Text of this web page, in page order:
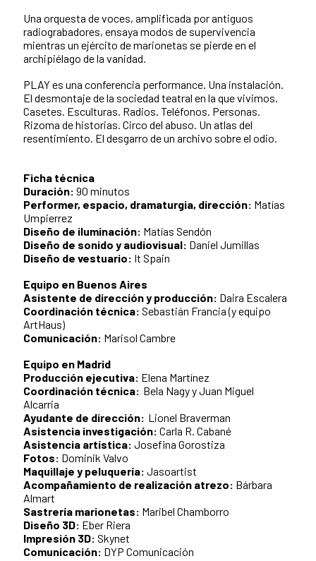
Una orquesta de voces, amplificada por antiguos
radiograbadores, ensaya modos de supervivencia
mientras un ejército de marionetas se pierde en el
archipiélago de la vanidad.
PLAY es una conferencia performance. Una instalación.
El desmontaje de la sociedad teatral en la que vivimos.
Casetes. Esculturas. Radios. Teléfonos. Personas.
Rizoma de historias. Circo del abuso. Un atlas del
resentimiento. El desgarro de un archivo sobre el odio.
Ficha técnica
Duración: 90 minutos
Performer, espacio, dramaturgia, dirección: Matías
Umpierrez
Diseño de iluminación: Matías Sendón
Diseño de sonido y audiovisual: Daniel Jumillas
Diseño de vestuario: It Spain
Equipo en Buenos Aires
Asistente de dirección y producción: Daira Escalera
Coordinación técnica: Sebastián Francia (y equipo
ArtHaus)
Comunicación: Marisol Cambre
Equipo en Madrid
Producción ejecutiva: Elena Martínez
Coordinación técnica: Bela Nagy y Juan Miguel
Alcarria
Ayudante de dirección: Lionel Braverman
Asistencia investigación: Carla R. Cabané
Asistencia artística: Josefina Gorostiza
Fotos: Dominik Valvo
Maquillaje y peluquería: Jasoartist
Acompañamiento de realización atrezo: Bárbara
Almart
Sastrería marionetas: Maribel Chamborro
Diseño 3D: Eber Riera
Impresión 3D: Skynet
Comunicación: DYP Comunicación